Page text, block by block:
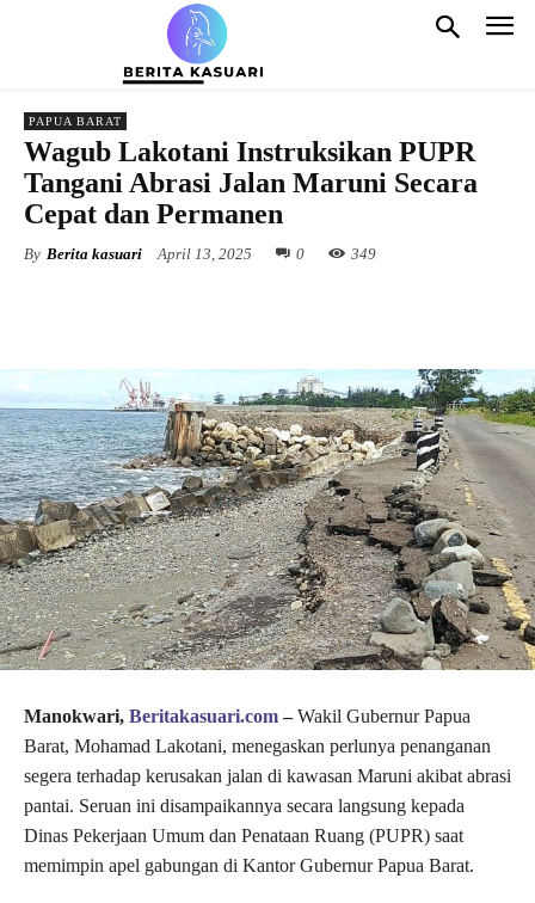
PAPUA BARAT
Wagub Lakotani Instruksikan PUPR
Tangani Abrasi Jalan Maruni Secara
Cepat dan Permanen
By Berita kasuari April 13, 2025 0 349
Manokwari, Beritakasuari.com–Wakil Gubernur Papua
Barat, Mohamad Lakotani, menegaskan perlunya penanganan
segera terhadap kerusakan jalan di kawasan Maruni akibat abrasi
pantai. Seruan ini disampaikannya secara langsung kepada
Dinas Pekerjaan Umum dan Penataan Ruang (PUPR) saat
memimpin apel gabungan di Kantor Gubernur Papua Barat.